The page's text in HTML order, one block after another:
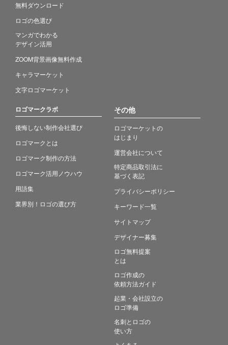
無料ダウンロード
ロゴの色選び
マンガでわかる
デザイン活用
ZOOM背景画像無料作成
キャラマーケット
文字ロゴマーケット
ロゴマークラボ
後悔しない制作会社選び
ロゴマークとは
ロゴマーク制作の方法
ロゴマーク活用ノウハウ
用語集
業界別！ロゴの選び方
その他
ロゴマーケットの
はじまり
運営会社について
特定商品取引法に
基づく表記
プライバシーポリシー
キーワード一覧
サイトマップ
デザイナー募集
ロゴ無料提案
とは
ロゴ作成の
依頼方法ガイド
起業・会社設立の
ロゴ準備
名刺とロゴの
使い方